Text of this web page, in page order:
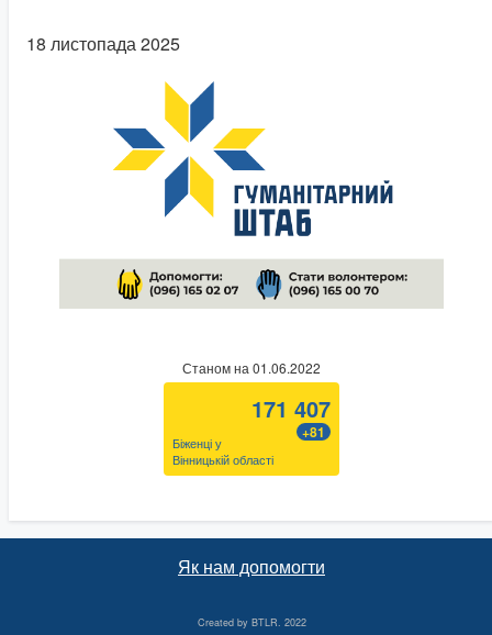
18 листопада 2025
Станом на 01.06.2022
171 407
+81
Біженці у
Вінницькій області
Як нам допомогти
Created by BTLR. 2022